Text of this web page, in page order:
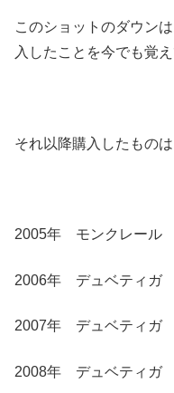
このショットのダウン
入したことを今でも覚え
それ以降購入したものは
2005年 モンクレール
2006年 デュベティガ
2007年 デュベティガ
2008年 デュベティガ